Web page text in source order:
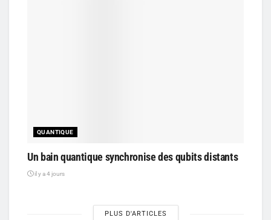
QUANTIQUE
Un bain quantique synchronise des qubits distants
il y a 4 jours
PLUS D'ARTICLES